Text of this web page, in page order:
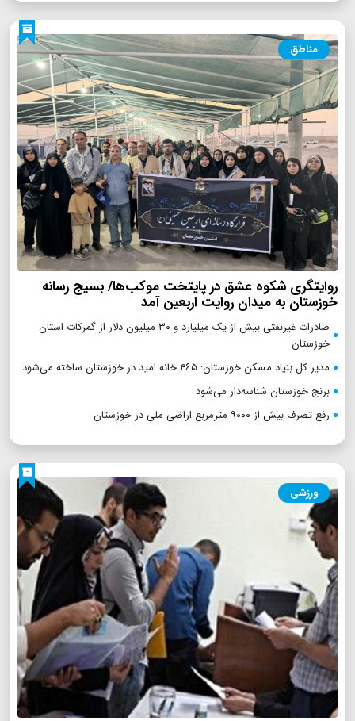
مناطق
روایتگری شکوه عشق در پایتخت موکب‌ها/ بسیج رسانه
خوزستان به میدان روایت اربعین آمد
صادرات غیرنفتی بیش از یک میلیارد و ۳۰ میلیون دلار از گمرکات استان
خوزستان
مدیر کل بنیاد مسکن خوزستان: ۴۶۵ خانه امید در خوزستان ساخته می‌شود
برنج خوزستان شناسه‌دار می‌شود
رفع تصرف بیش از ۹۰۰۰ مترمربع اراضی ملی در خوزستان
ورزشی